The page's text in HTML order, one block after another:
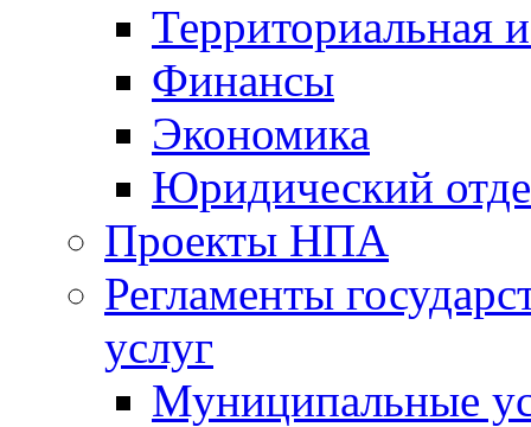
Территориальная
Финансы
Экономика
Юридический
Проекты НПА
Регламенты
услуг
Муниципальные